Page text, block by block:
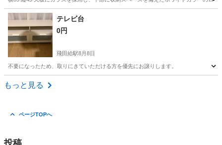
東京 世田谷区 西太子堂駅
テレビ台
0円
飛田給駅8月8日
不要になったため、取りにきていただける方を優先にお譲りします。
東京 調布市
もっと見る
ページTOPへ
投稿